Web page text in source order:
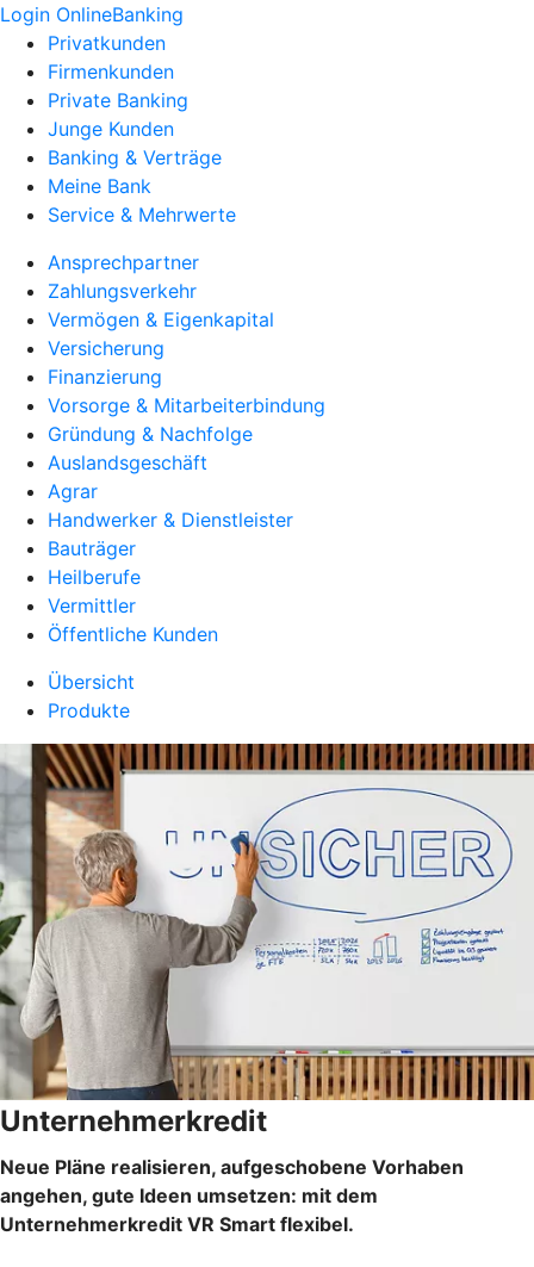
Login OnlineBanking
Privatkunden
Firmenkunden
Private Banking
Junge Kunden
Banking & Verträge
Meine Bank
Service & Mehrwerte
Ansprechpartner
Zahlungsverkehr
Vermögen & Eigenkapital
Versicherung
Finanzierung
Vorsorge & Mitarbeiterbindung
Gründung & Nachfolge
Auslandsgeschäft
Agrar
Handwerker & Dienstleister
Bauträger
Heilberufe
Vermittler
Öffentliche Kunden
Übersicht
Produkte
Unternehmerkredit
Neue Pläne realisieren, aufgeschobene Vorhaben
angehen, gute Ideen umsetzen: mit dem
Unternehmerkredit VR Smart flexibel.